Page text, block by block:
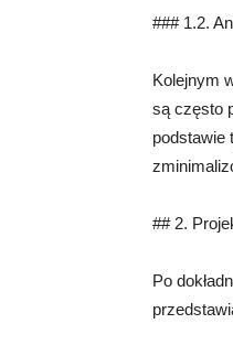
### 1.2.
Kolejnym
są często
podstawie
## 2.
Po